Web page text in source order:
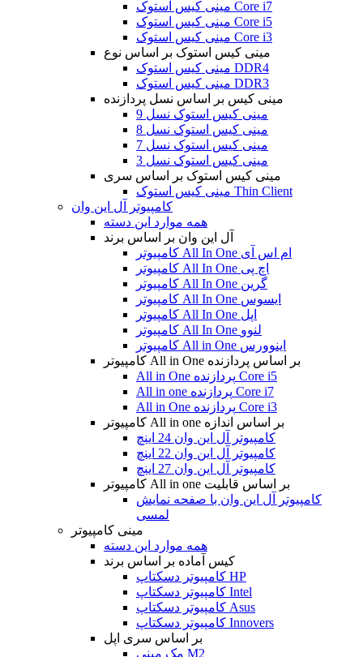
مینی کیس استوک Core i7
مینی کیس استوک Core i5
مینی کیس استوک Core i3
مینی کیس استوک بر اساس نوع
مینی کیس استوک DDR4
مینی کیس استوک DDR3
مینی کیس بر اساس نسل پردازنده
مینی کیس استوک نسل 9
مینی کیس استوک نسل 8
مینی کیس استوک نسل 7
مینی کیس استوک نسل 3
مینی کیس استوک بر اساس سری
مینی کیس استوک Thin Client
کامپیوتر آل این وان
همه موارد این دسته
آل این وان بر اساس برند
کامپیوتر All In One ام اس آی
کامپیوتر All In One اچ پی
کامپیوتر All In One گرین
کامپیوتر All In One ایسوس
کامپیوتر All In One اپل
کامپیوتر All In One لنوو
کامپیوتر All in One اینوورس
کامپیوتر All in One بر اساس پردازنده
All in One پردازنده Core i5
All in one پردازنده Core i7
All in One پردازنده Core i3
کامپیوتر All in one بر اساس اندازه
کامپیوتر آل این وان 24 اینچ
کامپیوتر آل این وان 22 اینچ
کامپیوتر آل این وان 27 اینچ
کامپیوتر All in one بر اساس قابلیت
کامپیوتر آل این وان با صفحه نمایش
لمسی
مینی کامپیوتر
همه موارد این دسته
کیس آماده بر اساس برند
کامپیوتر دسکتاپ HP
کامپیوتر دسکتاپ Intel
کامپیوتر دسکتاپ Asus
کامپیوتر دسکتاپ Innovers
بر اساس سری اپل
مک مینی M2